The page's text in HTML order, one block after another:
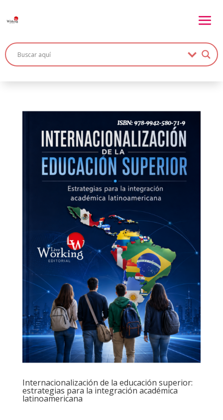
Internacionalización de la educación superior:
estrategias para la integración académica
latinoamericana